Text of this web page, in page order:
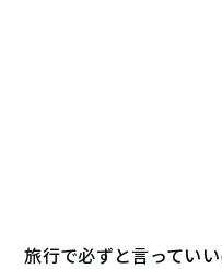
旅行で必ずと言ってい